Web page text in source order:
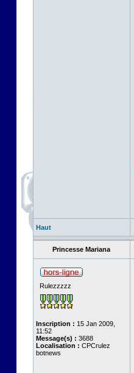
Haut
Princesse Mariana
Rulezzzzz
Inscription : 15 Jan 2009,
11:52
Message(s) : 3688
Localisation : CPCrulez
botnews